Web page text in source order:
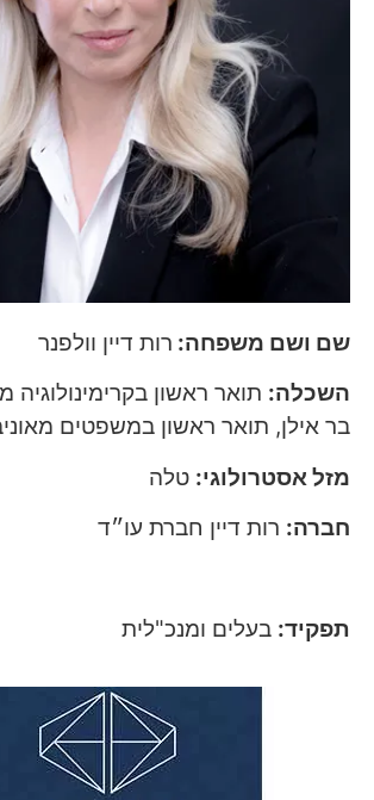
שם ושם משפחה: רות דיין וולפנר
השכלה: תואר ראשון בקרימינולוגיה
בר אילן, תואר ראשון במשפטים
מזל אסטרולוגי: טלה
חברה: רות דיין חברת עו״ד
תפקיד: בעלים